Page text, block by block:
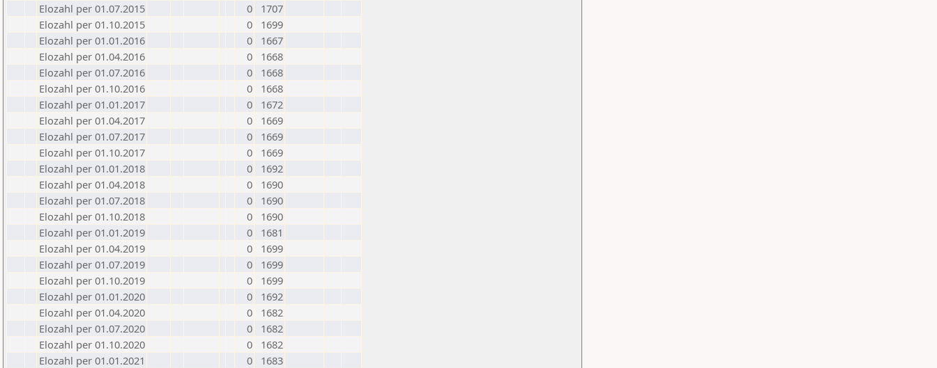
Elozahl per 01.07.2015
0
1707
Elozahl per 01.10.2015
0
1699
Elozahl per 01.01.2016
0
1667
Elozahl per 01.04.2016
0
1668
Elozahl per 01.07.2016
0
1668
Elozahl per 01.10.2016
0
1668
Elozahl per 01.01.2017
0
1672
Elozahl per 01.04.2017
0
1669
Elozahl per 01.07.2017
0
1669
Elozahl per 01.10.2017
0
1669
Elozahl per 01.01.2018
0
1692
Elozahl per 01.04.2018
0
1690
Elozahl per 01.07.2018
0
1690
Elozahl per 01.10.2018
0
1690
Elozahl per 01.01.2019
0
1681
Elozahl per 01.04.2019
0
1699
Elozahl per 01.07.2019
0
1699
Elozahl per 01.10.2019
0
1699
Elozahl per 01.01.2020
0
1692
Elozahl per 01.04.2020
0
1682
Elozahl per 01.07.2020
0
1682
Elozahl per 01.10.2020
0
1682
Elozahl per 01.01.2021
0
1683